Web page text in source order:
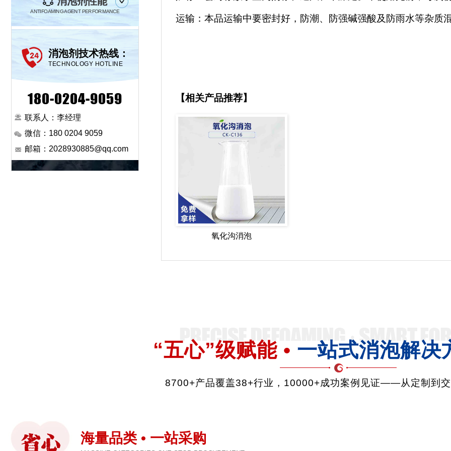
ANTIFOAMING AGENT PERFORMANCE
消泡剂技术热线：
TECHNOLOGY HOTLINE
180-0204-9059
联系人：李经理
微信：180 0204 9059
邮箱：2028930885@qq.com
运输：本品运输中要密封好，防潮、防强碱强酸及防雨水等杂质
【相关产品推荐】
氧化沟消泡
“五心”级赋能 • 一站式消泡解决
8700+产品覆盖38+行业，10000+成功案例见证——从定制到
海量品类 • 一站采购